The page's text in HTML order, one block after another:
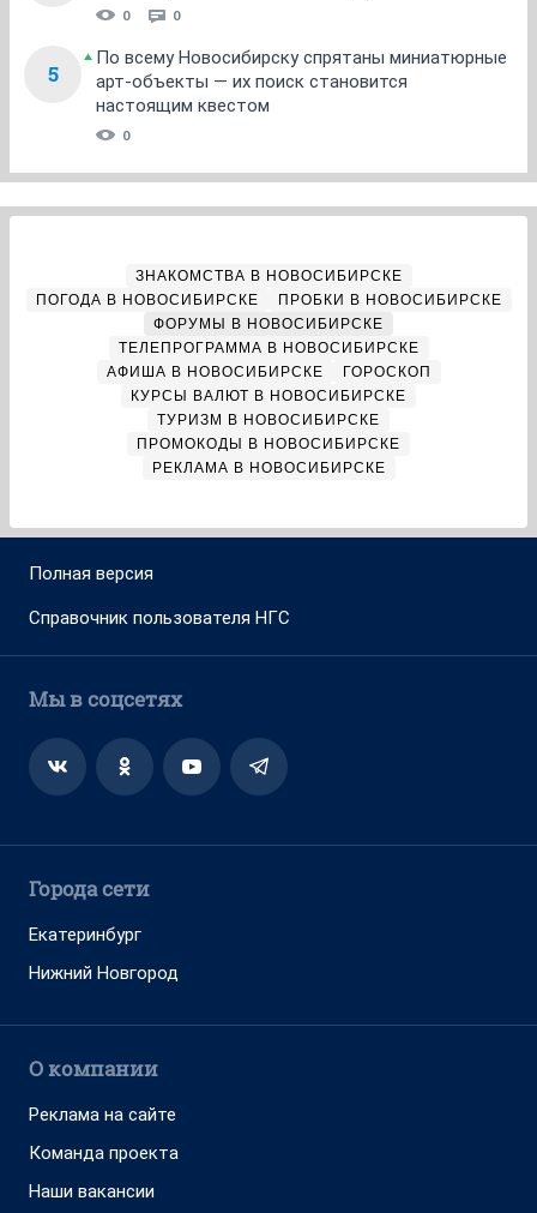
0 0
5
По всему Новосибирску спрятаны миниатюрные
арт-объекты — их поиск становится
настоящим квестом
0
ЗНАКОМСТВА В НОВОСИБИРСКЕ
ПОГОДА В НОВОСИБИРСКЕ
ПРОБКИ В НОВОСИБИРСКЕ
ФОРУМЫ В НОВОСИБИРСКЕ
ТЕЛЕПРОГРАММА В НОВОСИБИРСКЕ
АФИША В НОВОСИБИРСКЕ
ГОРОСКОП
КУРСЫ ВАЛЮТ В НОВОСИБИРСКЕ
ТУРИЗМ В НОВОСИБИРСКЕ
ПРОМОКОДЫ В НОВОСИБИРСКЕ
РЕКЛАМА В НОВОСИБИРСКЕ
Полная версия
Справочник пользователя НГС
Мы в соцсетях
Города сети
Екатеринбург
Нижний Новгород
О компании
Реклама на сайте
Команда проекта
Наши вакансии